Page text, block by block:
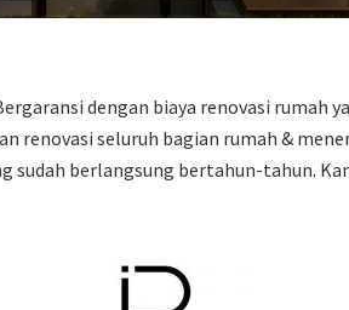
dengan biaya renovasi rumah
renovasi seluruh bagian rumah &
berlangsung bertahun-tahun.